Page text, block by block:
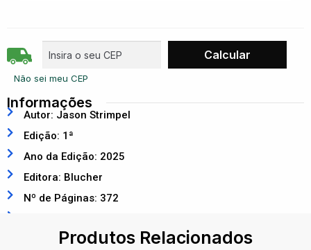
Não sei meu CEP
Informações
Autor: Jason Strimpel
Edição: 1ª
Ano da Edição: 2025
Editora: Blucher
Nº de Páginas: 372
Produtos Relacionados